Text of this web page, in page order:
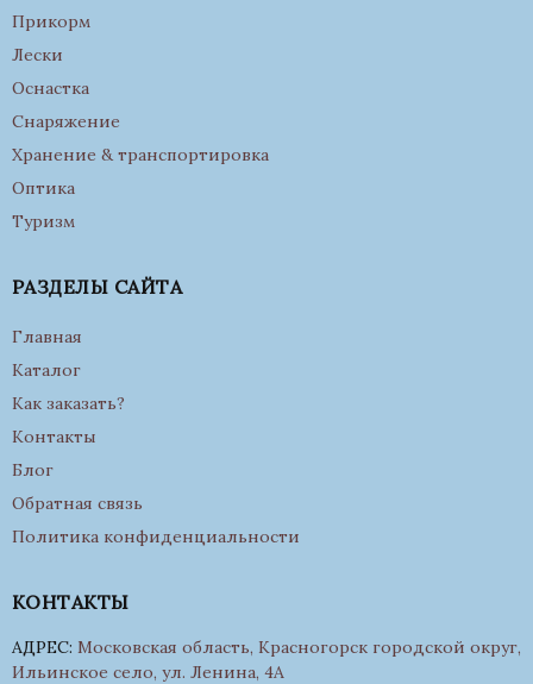
Прикорм
Лески
Оснастка
Снаряжение
Хранение & транспортировка
Оптика
Туризм
РАЗДЕЛЫ САЙТА
Главная
Каталог
Как заказать?
Контакты
Блог
Обратная связь
Политика конфиденциальности
КОНТАКТЫ
АДРЕС: Московская область, Красногорск городской округ,
Ильинское село, ул. Ленина, 4А